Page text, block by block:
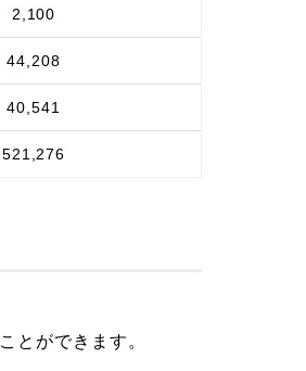
2,100
44,208
40,541
521,276
とができます。